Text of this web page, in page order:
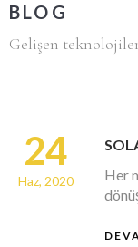
BLOG
Gelişen
24
Haz, 2020
Her